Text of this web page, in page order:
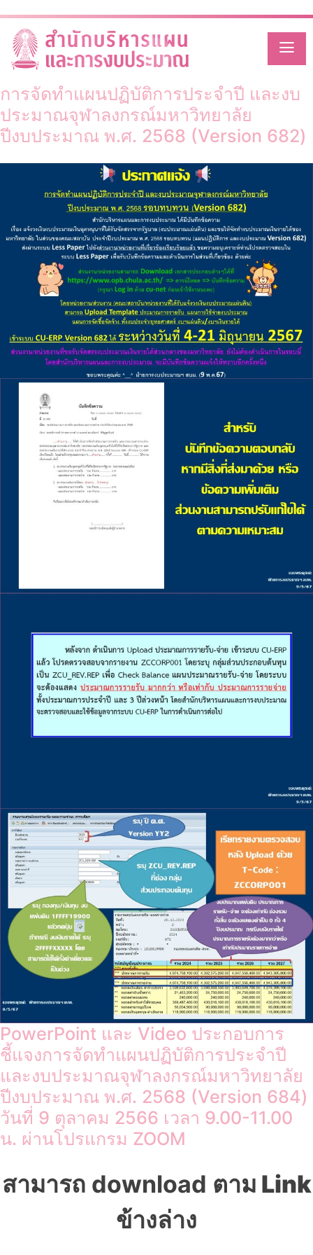
Skip
content
Category:ศูนย์ศึกษาสันติภาพ
และความขัดแย้ง
การจัดทำแผนปฏิบัติการประจำปี และงบ
ประมาณจุฬาลงกรณ์มหาวิทยาลัย
ปีงบประมาณ พ.ศ. 2568 (Version 682)
PowerPoint และ Video ประกอบการ
ชี้แจงการจัดทำแผนปฏิบัติการประจำปี
และงบประมาณจุฬาลงกรณ์มหาวิทยาลัย
ปีงบประมาณ พ.ศ. 2568 (Version 684)
วันที่ 9 ตุลาคม 2566 เวลา 9.00-11.00
น. ผ่านโปรแกรม ZOOM
สามารถ download ตาม Link
ข้างล่าง